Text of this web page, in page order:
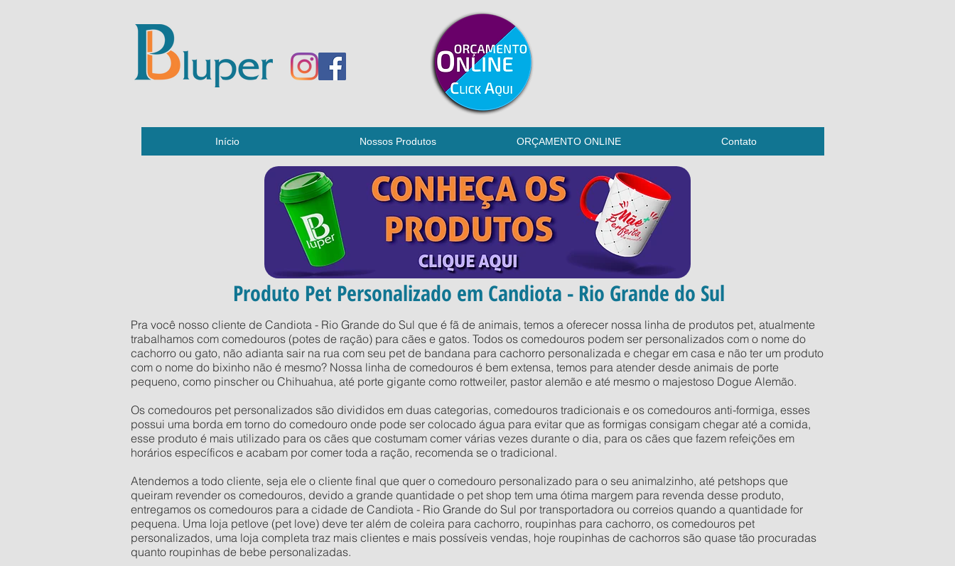
Início Nossos Produtos ORÇAMENTO ONLINE Contato
Produto Pet Personalizado em Candiota - Rio Grande do Sul
Pra você nosso cliente de Candiota - Rio Grande do Sul que é fã de animais, temos a oferecer nossa linha de produtos pet, atualmente
trabalhamos com comedouros (potes de ração) para cães e gatos. Todos os comedouros podem ser personalizados com o nome do
cachorro ou gato, não adianta sair na rua com seu pet de bandana para cachorro personalizada e chegar em casa e não ter um produto
com o nome do bixinho não é mesmo? Nossa linha de comedouros é bem extensa, temos para atender desde animais de porte
pequeno, como pinscher ou Chihuahua, até porte gigante como rottweiler, pastor alemão e até mesmo o majestoso Dogue Alemão.
Os comedouros pet personalizados são divididos em duas categorias, comedouros tradicionais e os comedouros anti-formiga, esses
possui uma borda em torno do comedouro onde pode ser colocado água para evitar que as formigas consigam chegar até a comida,
esse produto é mais utilizado para os cães que costumam comer várias vezes durante o dia, para os cães que fazem refeições em
horários específicos e acabam por comer toda a ração, recomenda se o tradicional.
Atendemos a todo cliente, seja ele o cliente final que quer o comedouro personalizado para o seu animalzinho, até petshops que
queiram revender os comedouros, devido a grande quantidade o pet shop tem uma ótima margem para revenda desse produto,
entregamos os comedouros para a cidade de Candiota - Rio Grande do Sul por transportadora ou correios quando a quantidade for
pequena. Uma loja petlove (pet love) deve ter além de coleira para cachorro, roupinhas para cachorro, os comedouros pet
personalizados, uma loja completa traz mais clientes e mais possíveis vendas, hoje roupinhas de cachorros são quase tão procuradas
quanto roupinhas de bebe personalizadas.